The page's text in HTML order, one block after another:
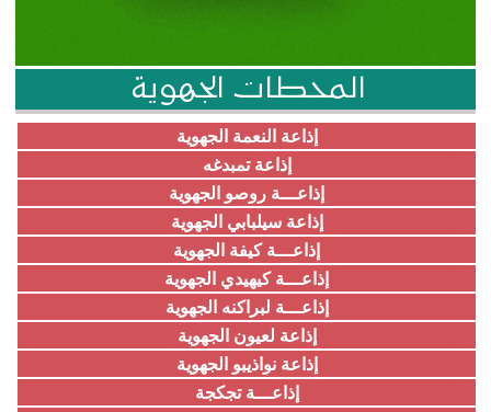
المحطات الجهوية
إذاعة النعمة الجهوية
إذاعة تمبدغه
إذاعـــة روصو الجهوية
إذاعة سيلبابي الجهوية
إذاعـــة كيفة الجهوية
إذاعـــة كيهيدي الجهوية
إذاعـــة لبراكنه الجهوية
إذاعة لعيون الجهوية
إذاعة نواذيبو الجهوية
إذاعـــة تجكجة